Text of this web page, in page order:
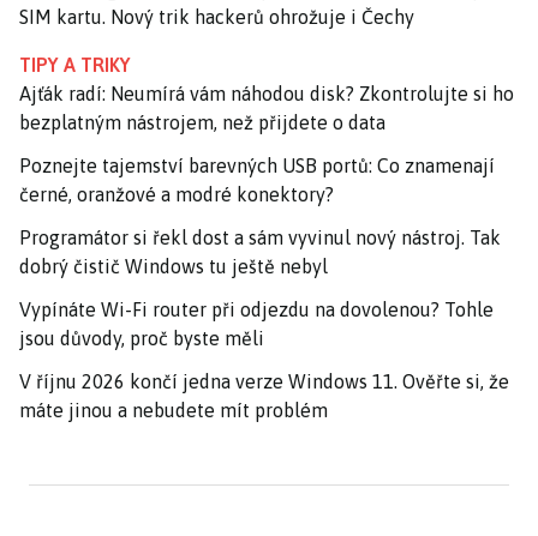
SIM kartu. Nový trik hackerů ohrožuje i Čechy
TIPY A TRIKY
Ajťák radí: Neumírá vám náhodou disk? Zkontrolujte si ho
bezplatným nástrojem, než přijdete o data
Poznejte tajemství barevných USB portů: Co znamenají
černé, oranžové a modré konektory?
Programátor si řekl dost a sám vyvinul nový nástroj. Tak
dobrý čistič Windows tu ještě nebyl
Vypínáte Wi-Fi router při odjezdu na dovolenou? Tohle
jsou důvody, proč byste měli
V říjnu 2026 končí jedna verze Windows 11. Ověřte si, že
máte jinou a nebudete mít problém